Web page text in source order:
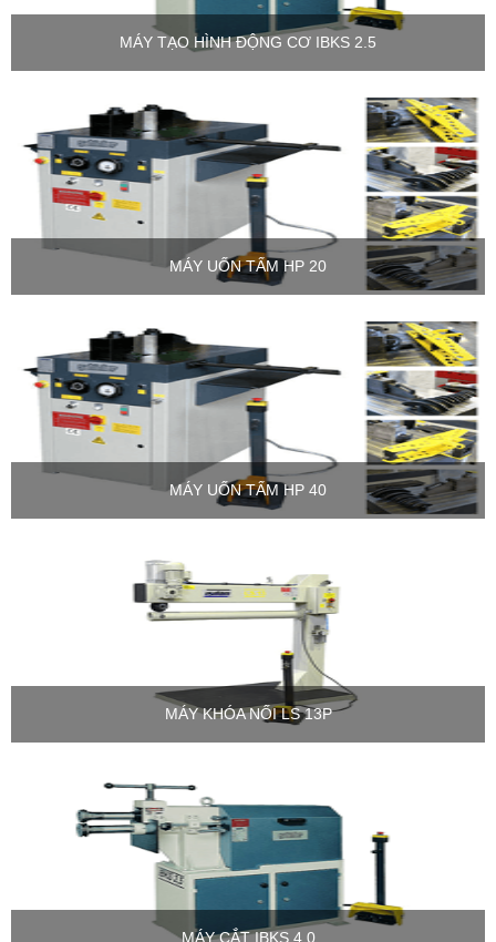
MÁY TẠO HÌNH ĐỘNG CƠ IBKS 2.5
MÁY UỐN TẤM HP 20
MÁY UỐN TẤM HP 40
MÁY KHÓA NỐI LS 13P
MÁY CẮT IBKS 4.0